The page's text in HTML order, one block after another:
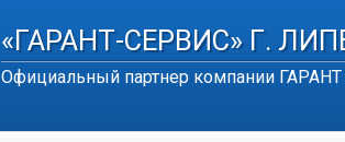
«ГАРАНТ-СЕРВИС» Г.
Официальный партнер компании